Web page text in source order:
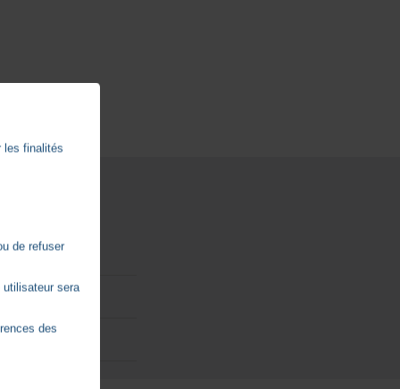
les finalités
de refuser
sera
des